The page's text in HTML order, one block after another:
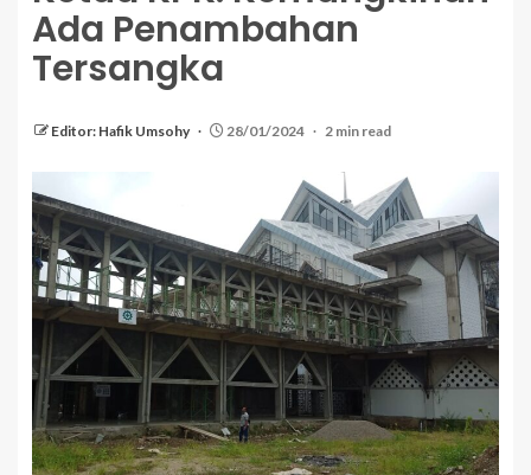
Ada Penambahan
Tersangka
Editor: Hafik Umsohy 28/01/2024 2 min read